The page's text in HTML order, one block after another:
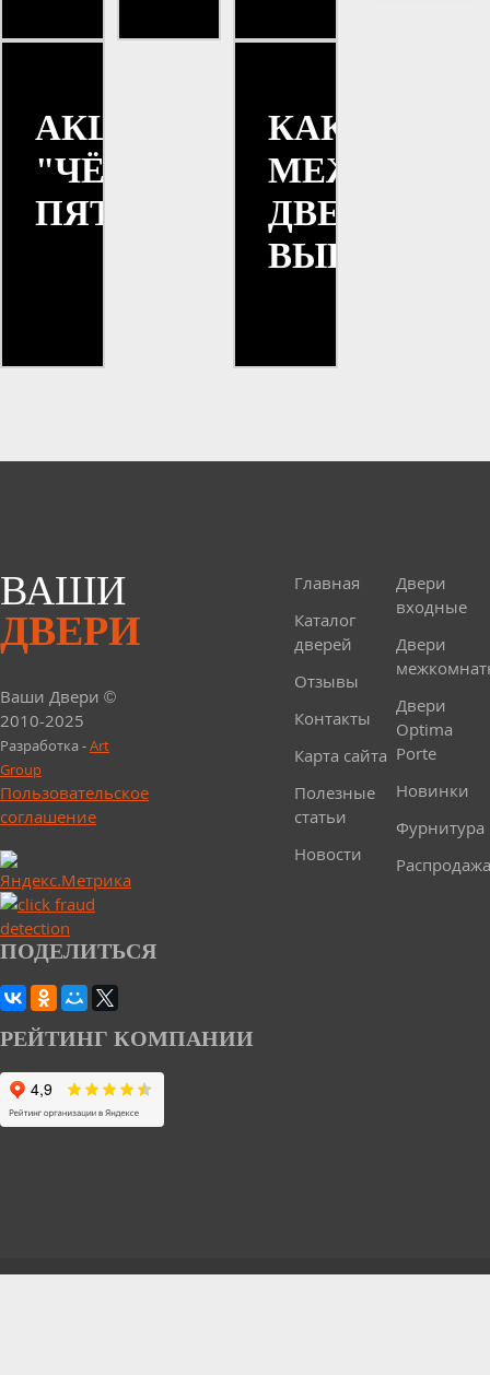
АКЦИЯ
"ЧЁРНАЯ
ПЯТНИЦА"
КАКИЕ
ДВЕРИ
ВЫБРАТЬ?
ВАШИ
ДВЕРИ
Ваши Двери ©
2010-2025
Разработка -Art
Group
Пользовательское
соглашение
Главная
Каталог
дверей
Отзывы
Контакты
Карта сайта
Полезные
статьи
Новости
Двери
входные
Двери
Двери
Optima
Porte
Новинки
Фурнитура
Распродажа
ПОДЕЛИТЬСЯ
РЕЙТИНГ КОМПАНИИ